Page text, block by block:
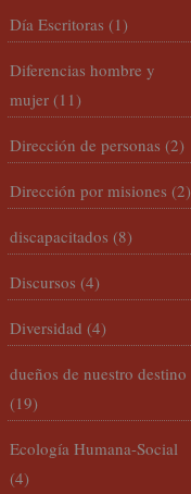
Día Escritoras (1)
Diferencias hombre y
mujer (11)
Dirección de personas (2)
Dirección por misiones (2)
discapacitados (8)
Discursos (4)
Diversidad (4)
dueños de nuestro destino
(19)
Ecología Humana-Social
(4)